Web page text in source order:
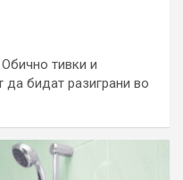
тивки и
бидат разиграни во